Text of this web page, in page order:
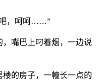
吧，呵呵……”
嘴巴上叼着烟，一边说
的房子，一幢长一点的